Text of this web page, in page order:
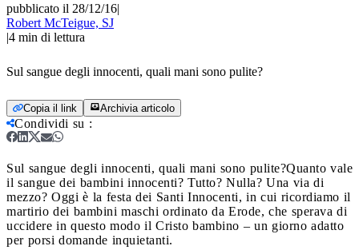
pubblicato il 28/12/16|
Robert McTeigue, SJ
|4 min di lettura
Sul sangue degli innocenti, quali mani sono pulite?
Copia il link Archivia articolo
Condividi su :
Sul sangue degli innocenti, quali mani sono pulite?Quanto vale
il sangue dei bambini innocenti? Tutto? Nulla? Una via di
mezzo? Oggi è la festa dei Santi Innocenti, in cui ricordiamo il
martirio dei bambini maschi ordinato da Erode, che sperava di
uccidere in questo modo il Cristo bambino – un giorno adatto
per porsi domande inquietanti.